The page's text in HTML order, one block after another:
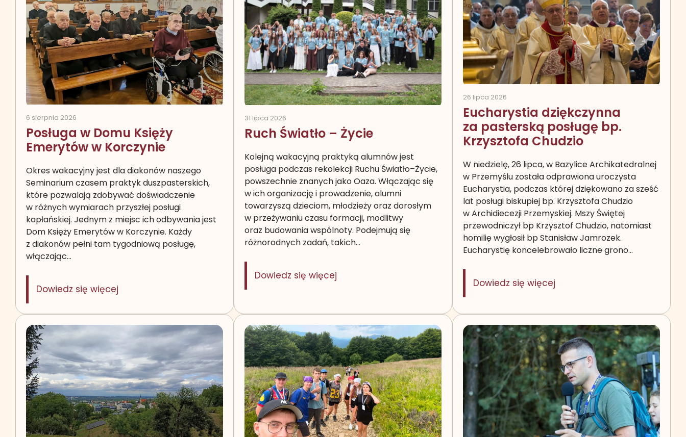
6 sierpnia 2026
Posługa w Domu Księży
Emerytów w Korczynie
Okres wakacyjny jest dla diakonów naszego
Seminarium czasem praktyk duszpasterskich,
które pozwalają zdobywać doświadczenie
w różnych wymiarach przyszłej posługi
kapłańskiej. Jednym z miejsc ich odbywania jest
Dom Księży Emerytów w Korczynie. Każdy
z diakonów pełni tam tygodniową posługę,
włączając…
Dowiedz się więcej : Posługa w Domu Księży Emerytów w Korczynie
31 lipca 2026
Ruch Światło – Życie
Kolejną wakacyjną praktyką alumnów jest
posługa podczas rekolekcji Ruchu Światło–Życie,
powszechnie znanych jako Oaza. Włączając się
w ich organizację i prowadzenie, alumni
towarzyszą dzieciom, młodzieży oraz dorosłym
w przeżywaniu czasu formacji, modlitwy
oraz budowania wspólnoty. Podejmują się
różnorodnych zadań, takich…
Dowiedz się więcej
26 lipca 2026
Eucharystia dziękczynna
za pasterską posługę bp.
Krzysztofa Chudzio
W niedzielę, 26 lipca, w Bazylice Archikatedralnej
w Przemyślu została odprawiona uroczysta
Eucharystia, podczas której dziękowano za sześć
lat posługi biskupiej bp. Krzysztofa Chudzio
w Archidiecezji Przemyskiej. Mszy Świętej
przewodniczył bp Krzysztof Chudzio, natomiast
homilię wygłosił bp Stanisław Jamrozek.
Eucharystię koncelebrowało liczne grono…
Dowiedz się więcej